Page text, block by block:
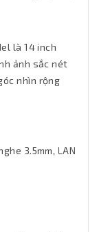
là 14 inch
ảnh sắc nét
nhìn rộng
3.5mm, LAN